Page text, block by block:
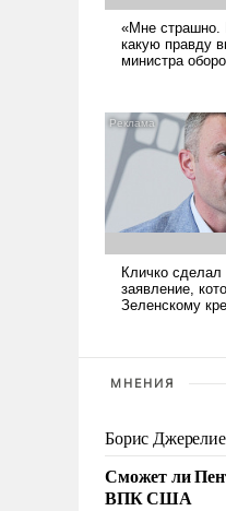
МНЕНИЯ
Борис
Сможет ли
ВПК США